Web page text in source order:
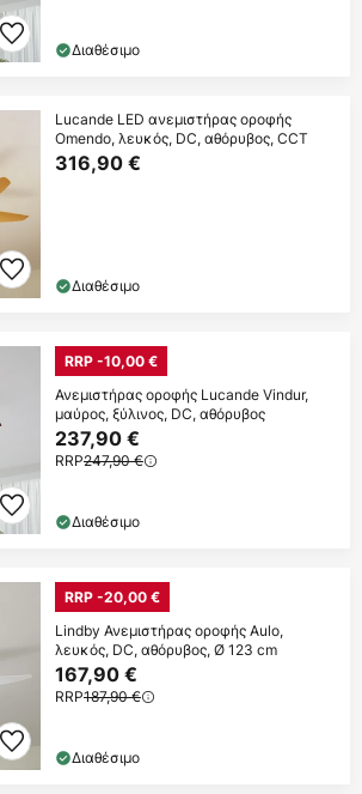
Διαθέσιμο
Lucande LED ανεμιστήρας οροφής
Omendo, λευκός, DC, αθόρυβος, CCT
316,90 €
Διαθέσιμο
RRP -10,00 €
Ανεμιστήρας οροφής Lucande Vindur,
μαύρος, ξύλινος, DC, αθόρυβος
237,90 €
RRP247,90 €
Διαθέσιμο
RRP -20,00 €
Lindby Ανεμιστήρας οροφής Aulo,
λευκός, DC, αθόρυβος, Ø 123 cm
167,90 €
RRP187,90 €
Διαθέσιμο